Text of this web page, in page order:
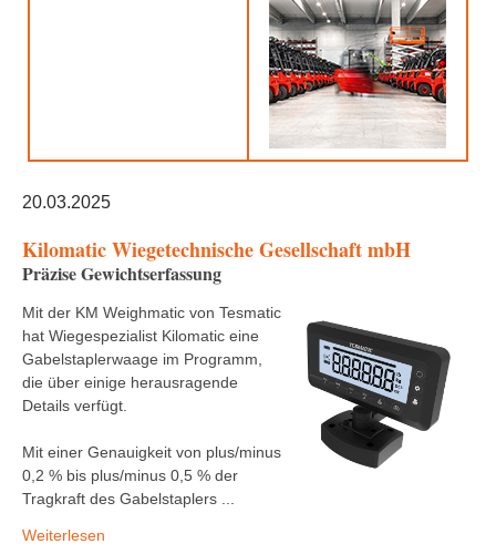
20.03.2025
Kilomatic Wiegetechnische Gesellschaft mbH
Präzise Gewichtserfassung
Mit der KM Weighmatic von Tesmatic
hat Wiegespezialist Kilomatic eine
Gabelstaplerwaage im Programm,
die über einige herausragende
Details verfügt.
Mit einer Genauigkeit von plus/minus
0,2 % bis plus/minus 0,5 % der
Tragkraft des Gabelstaplers ...
Weiterlesen